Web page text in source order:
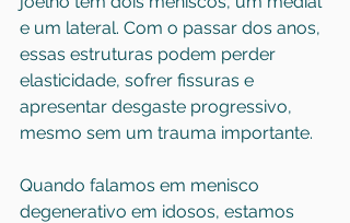
e um lateral. Com o passar dos anos,
essas estruturas podem perder
elasticidade, sofrer fissuras e
apresentar desgaste progressivo,
mesmo sem um trauma importante.
Quando falamos em menisco
degenerativo em idosos, estamos